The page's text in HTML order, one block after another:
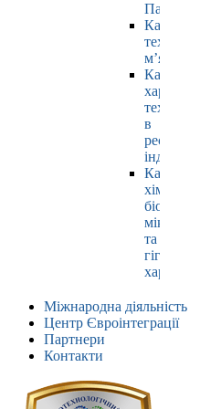
Павлюк
Кафедра
технології
м’яса
Кафедра
харчових
технологій
в
ресторанній
індустрії
Кафедра
хімії,
біохімії,
мікробіології
та
гігієни
харчування
Міжнародна діяльність
Центр Євроінтеграції
Партнери
Контакти